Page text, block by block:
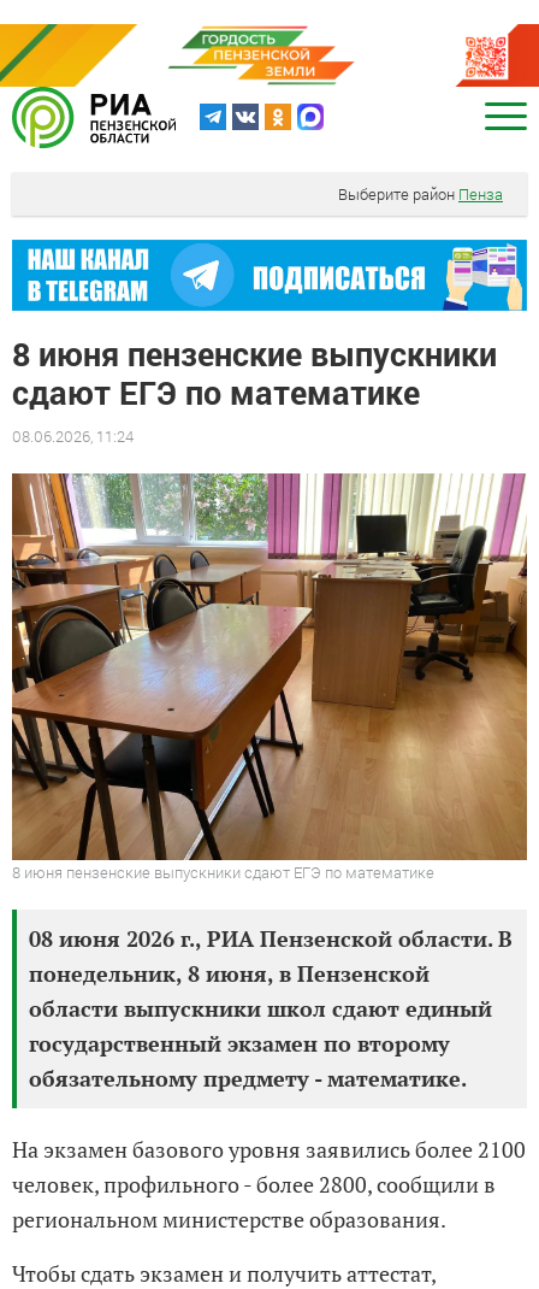
Выберите район Пенза
8 июня пензенские выпускники
сдают ЕГЭ по математике
08.06.2026, 11:24
8 июня пензенские выпускники сдают ЕГЭ по математике
08 июня 2026 г., РИА Пензенской области. В
понедельник, 8 июня, в Пензенской
области выпускники школ сдают единый
государственный экзамен по второму
обязательному предмету - математике.
На экзамен базового уровня заявились более 2100
человек, профильного - более 2800, сообщили в
региональном министерстве образования.
Чтобы сдать экзамен и получить аттестат,